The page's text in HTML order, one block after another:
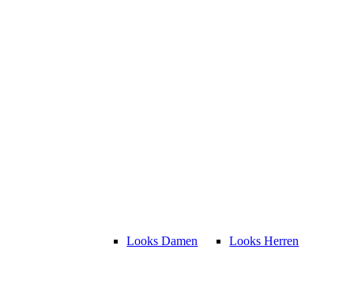
Looks Damen Looks Herren